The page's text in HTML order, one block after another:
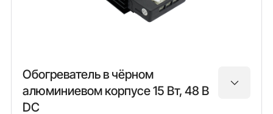
Обогреватель в чёрном
алюминиевом корпусе 15 Вт, 48 В
DC